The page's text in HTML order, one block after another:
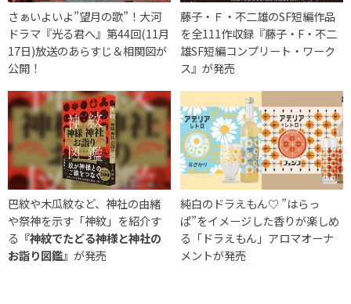
さぁいよいよ”望月の歌”！大河
ドラマ『光る君へ』第44回(11月
17日)放送のあらすじ＆相関図が
公開！
藤子・Ｆ・不二雄のSF短編作品
を全111作収録『藤子・F・不二
雄SF短編コンプリート・ワーク
ス』が発売
巴紋や木瓜紋など、神社の由緒
や祭神を示す「神紋」を紹介す
る 『神紋でたどる神様と神社の
お詣り図鑑』 が発売
純白のドラえもん♡ ”はらっ
ぱ”をイメージした香りが楽しめ
る「ドラえもん」アロマオーナ
メントが発売